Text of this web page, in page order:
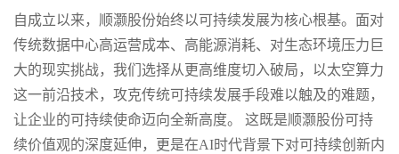
自成立以来，顺灏股份始终以可持续发展为核心根基。面对
传统数据中心高运营成本、高能源消耗、对生态环境压力巨
大的现实挑战，我们选择从更高维度切入破局，以太空算力
这一前沿技术，攻克传统可持续发展手段难以触及的难题，
让企业的可持续使命迈向全新高度。 这既是顺灏股份可持
续价值观的深度延伸，更是在AI时代背景下对可持续创新内